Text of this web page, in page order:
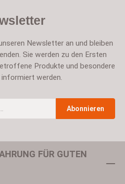
Newsletter an und bleiben
Sie werden zu den Ersten
Produkte und besondere
werden.
Abonnieren
die oben abgebildeten Zeichen ein
FÜR GUTEN